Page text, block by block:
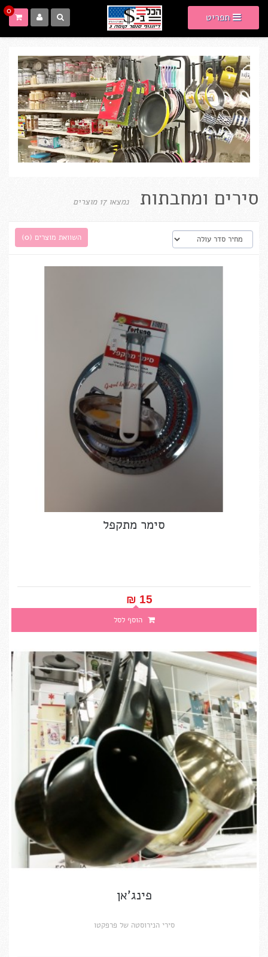
תפריט 0
סירים ומחבתותנמצאו 17 מוצרים
השוואת מוצרים (0
)
סימר מתקפל
15 ₪‎
הוסף לסל
פינג'אן
סירי הנירוסטה של פרפקטו